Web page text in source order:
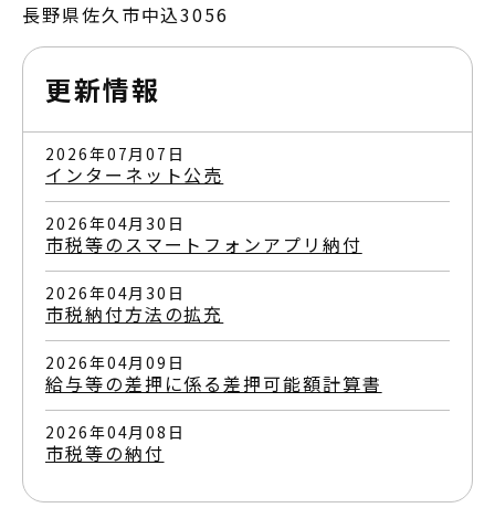
長野県佐久市中込3056
更新情報
2026年07月07日
インターネット公売
2026年04月30日
市税等のスマートフォンアプリ納付
2026年04月30日
市税納付方法の拡充
2026年04月09日
給与等の差押に係る差押可能額計算書
2026年04月08日
市税等の納付